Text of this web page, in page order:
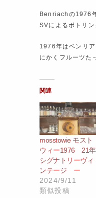
Benriachの1976
SVによるボトリン
1976年はベンリ
にかくフルーツた
関連
mosstowie モスト
ウィー1976 21年
シグナトリーヴィ
ンテージ ー
2024/9/11
類似投稿